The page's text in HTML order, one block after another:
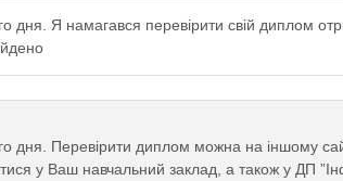
дня. Я намагався перевірити свій диплом
дня. Перевірити диплом можна на іншому
у Ваш навчальний заклад, а також у ДП